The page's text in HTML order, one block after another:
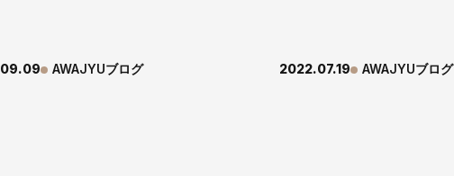
AWAJYUブログ 2022.07.19 AWAJYUブログ